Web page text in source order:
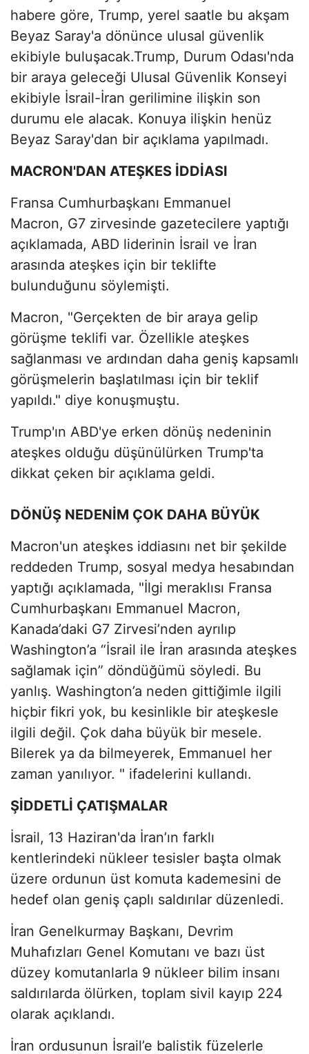
habere göre, Trump, yerel saatle bu akşam
Beyaz Saray'a dönünce ulusal güvenlik
ekibiyle buluşacak.Trump, Durum Odası'nda
bir araya geleceği Ulusal Güvenlik Konseyi
ekibiyle İsrail-İran gerilimine ilişkin son
durumu ele alacak. Konuya ilişkin henüz
Beyaz Saray'dan bir açıklama yapılmadı.
MACRON'DAN ATEŞKES İDDİASI
Fransa Cumhurbaşkanı Emmanuel
Macron, G7 zirvesinde gazetecilere yaptığı
açıklamada, ABD liderinin İsrail ve İran
arasında ateşkes için bir teklifte
bulunduğunu söylemişti.
Macron, "Gerçekten de bir araya gelip
görüşme teklifi var. Özellikle ateşkes
sağlanması ve ardından daha geniş kapsamlı
görüşmelerin başlatılması için bir teklif
yapıldı." diye konuşmuştu.
Trump'ın ABD'ye erken dönüş nedeninin
ateşkes olduğu düşünülürken Trump'ta
dikkat çeken bir açıklama geldi.
DÖNÜŞ NEDENİM ÇOK DAHA BÜYÜK
Macron'un ateşkes iddiasını net bir şekilde
reddeden Trump, sosyal medya hesabından
yaptığı açıklamada, "İlgi meraklısı Fransa
Cumhurbaşkanı Emmanuel Macron,
Kanada’daki G7 Zirvesi’nden ayrılıp
Washington’a “İsrail ile İran arasında ateşkes
sağlamak için” döndüğümü söyledi. Bu
yanlış. Washington’a neden gittiğimle ilgili
hiçbir fikri yok, bu kesinlikle bir ateşkesle
ilgili değil. Çok daha büyük bir mesele.
Bilerek ya da bilmeyerek, Emmanuel her
zaman yanılıyor. " ifadelerini kullandı.
ŞİDDETLİ ÇATIŞMALAR
İsrail, 13 Haziran'da İran’ın farklı
kentlerindeki nükleer tesisler başta olmak
üzere ordunun üst komuta kademesini de
hedef olan geniş çaplı saldırılar düzenledi.
İran Genelkurmay Başkanı, Devrim
Muhafızları Genel Komutanı ve bazı üst
düzey komutanlarla 9 nükleer bilim insanı
saldırılarda ölürken, toplam sivil kayıp 224
olarak açıklandı.
İran ordusunun İsrail’e balistik füzelerle